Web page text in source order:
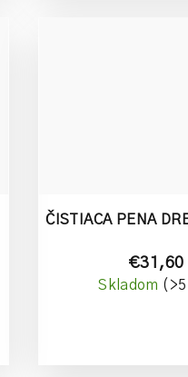
ČISTIACA PENA
€31,60
Skladom